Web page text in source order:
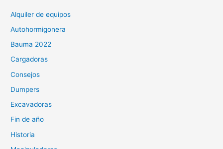
Alquiler de equipos
Autohormigonera
Bauma 2022
Cargadoras
Consejos
Dumpers
Excavadoras
Fin de año
Historia